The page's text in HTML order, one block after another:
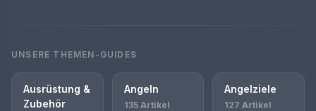
UNSERE THEMEN-GUIDES
Ausrüstung &
Zubehör
Angeln
135 Artikel
Angelziele
127 Artikel